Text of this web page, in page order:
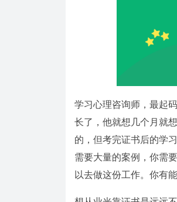
学习心理咨询师，最起
长了，他就想几个月就
的，但考完证书后的学
需要大量的案例，你需
以去做这份工作。你有